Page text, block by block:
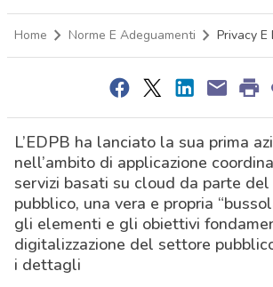
Home Norme E Adeguamenti Privacy E
L’EDPB ha lanciato la sua prima
nell’ambito di applicazione
servizi basati su cloud da parte
pubblico, una vera e propria
gli elementi e gli obiettivi
digitalizzazione del settore
i dettagli